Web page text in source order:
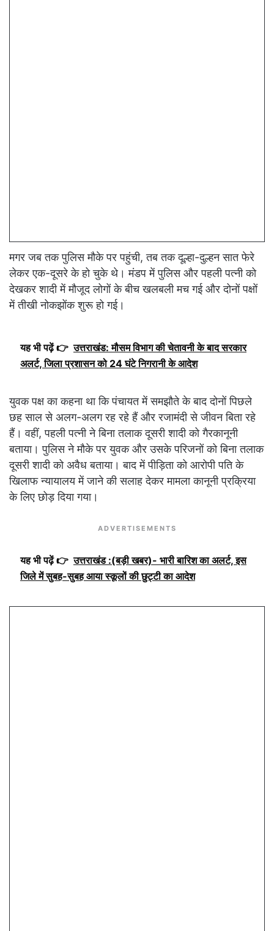
मगर जब तक पुलिस मौके पर पहुंची, तब तक दूल्हा-दुल्हन सात फेरे
लेकर एक-दूसरे के हो चुके थे। मंडप में पुलिस और पहली पत्नी को
देखकर शादी में मौजूद लोगों के बीच खलबली मच गई और दोनों पक्षों
में तीखी नोकझोंक शुरू हो गई।
यह भी पढ़ें 👉 उत्तराखंड: मौसम विभाग की चेतावनी के बाद सरकार
अलर्ट, जिला प्रशासन को 24 घंटे निगरानी के आदेश
युवक पक्ष का कहना था कि पंचायत में समझौते के बाद दोनों पिछले
छह साल से अलग-अलग रह रहे हैं और रजामंदी से जीवन बिता रहे
हैं। वहीं, पहली पत्नी ने बिना तलाक दूसरी शादी को गैरकानूनी
बताया। पुलिस ने मौके पर युवक और उसके परिजनों को बिना तलाक
दूसरी शादी को अवैध बताया। बाद में पीड़िता को आरोपी पति के
खिलाफ न्यायालय में जाने की सलाह देकर मामला कानूनी प्रक्रिया
के लिए छोड़ दिया गया।
ADVERTISEMENTS
यह भी पढ़ें 👉 उत्तराखंड :(बड़ी खबर)- भारी बारिश का अलर्ट, इस
जिले में सुबह-सुबह आया स्कूलों की छुट्टी का आदेश